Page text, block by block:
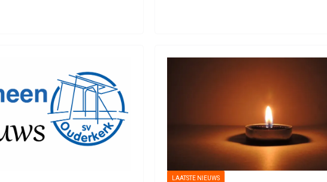
LAATSTE NIEUWS